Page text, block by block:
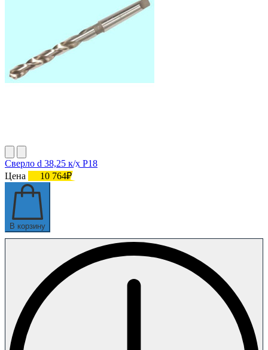
Сверло d 38,25 к/х Р18
Цена
10 764₽
В корзину